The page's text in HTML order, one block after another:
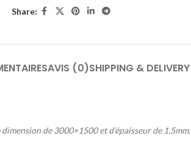
Share:
AVIS (0)SHIPPING & DELIVERY
de 3000×1500 et d’épaisseur de 1.5mm.